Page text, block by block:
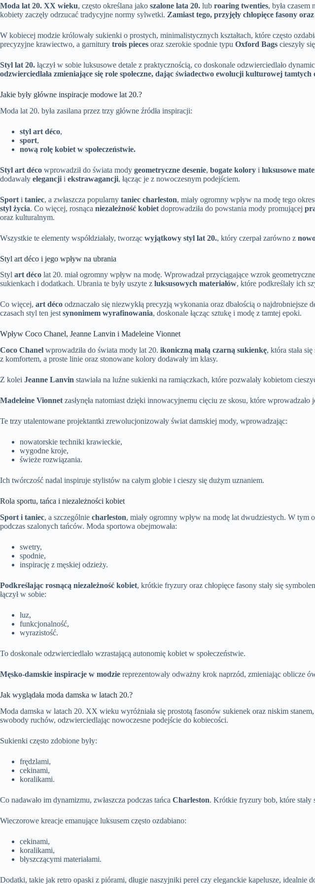
Moda lat 20. XX wieku, często określana jako szalone lata 20. lub roaring twenties, była
kobiety zaczęły odrzucać tradycyjne normy sylwetki. Zamiast tego, przyjęły chłopięce fasony
W kobiecej modzie królowały sukienki o prostych, minimalistycznych kształtach, które często
precyzyjne krawiectwo, a garnitury trois pieces oraz szerokie spodnie typu Oxford Bags cieszyły
Styl lat 20. łączył w sobie luksusowe detale z praktycznością, co doskonale odzwierciedlało
odzwierciedlała zmieniające się role społeczne, dając świadectwo ewolucji kulturowej tamtych
Jakie były główne inspiracje modowe lat 20.?
Moda lat 20. była zasilana przez trzy główne źródła inspiracji:
styl art déco,
sport,
nową rolę kobiet w społeczeństwie.
Styl art déco wprowadził do świata mody geometryczne desenie, bogate kolory i luksusowe
dodawały elegancji i ekstrawagancji, łącząc je z nowoczesnym podejściem.
Sport i taniec, a zwłaszcza popularny taniec charleston, miały ogromny wpływ na modę tego
styl życia. Co więcej, rosnąca niezależność kobiet doprowadziła do powstania mody promującej
oraz kulturalnym.
Wszystkie te elementy współdziałały, tworząc wyjątkowy styl lat 20., który czerpał zarówno z
Styl art déco i jego wpływ na ubrania
Styl art déco lat 20. miał ogromny wpływ na modę. Wprowadzał przyciągające wzrok
sukienkach i dodatkach. Ubrania te były uszyte z luksusowych materiałów, które podkreślały ich
Co więcej, art déco odznaczało się niezwykłą precyzją wykonania oraz dbałością o
czasach styl ten jest synonimem wyrafinowania, doskonale łącząc sztukę i modę z tamtej epoki.
Wpływ Coco Chanel, Jeanne Lanvin i Madeleine Vionnet
Coco Chanel wprowadziła do świata mody lat 20. ikoniczną małą czarną sukienkę, która stała
z komfortem, a proste linie oraz stonowane kolory dodawały im klasy.
Z kolei Jeanne Lanvin stawiała na luźne sukienki na ramiączkach, które pozwalały kobietom
Madeleine Vionnet zasłynęła natomiast dzięki innowacyjnemu cięciu ze skosu, które
Te trzy utalentowane projektantki zrewolucjonizowały świat damskiej mody, wprowadzając:
nowatorskie techniki krawieckie,
wygodne kroje,
świeże rozwiązania.
Ich twórczość nadal inspiruje stylistów na całym globie i cieszy się dużym uznaniem.
Rola sportu, tańca i niezależności kobiet
Sport i taniec, a szczególnie charleston, miały ogromny wpływ na modę lat dwudziestych. W
podczas szalonych tańców. Moda sportowa obejmowała:
swetry,
spodnie,
inspirację z męskiej odzieży.
Podkreślając rosnącą niezależność kobiet, krótkie fryzury oraz chłopięce fasony stały się
łączył w sobie:
luz,
funkcjonalność,
wyrazistość.
To doskonale odzwierciedlało wzrastającą autonomię kobiet w społeczeństwie.
Męsko-damskie inspiracje w modzie reprezentowały odważny krok naprzód, zmieniając oblicze
Jak wyglądała moda damska w latach 20.?
Moda damska w latach 20. XX wieku wyróżniała się prostotą fasonów sukienek oraz niskim
swobody ruchów, odzwierciedlając nowoczesne podejście do kobiecości.
Sukienki często zdobione były:
frędzlami,
cekinami,
koralikami.
Co nadawało im dynamizmu, zwłaszcza podczas tańca Charleston. Krótkie fryzury bob, które stały
Wieczorowe kreacje emanujące luksusem często ozdabiano:
cekinami,
koralikami,
błyszczącymi materiałami.
Dodatki, takie jak retro opaski z piórami, długie naszyjniki pereł czy eleganckie kapelusze, idealnie